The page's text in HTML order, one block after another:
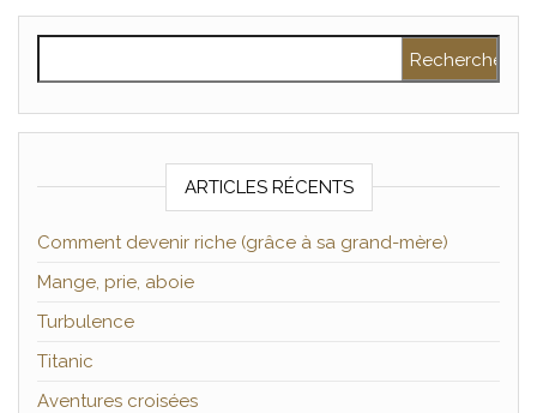
ARTICLES RÉCENTS
Comment devenir riche (grâce à sa grand-mère)
Mange, prie, aboie
Turbulence
Titanic
Aventures croisées